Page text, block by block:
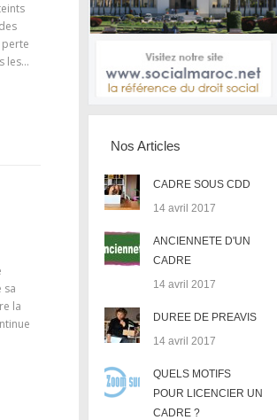
les…
sa
la
Nos Articles
CADRE SOUS CDD
14 avril 2017
ANCIENNETE D'UN
CADRE
14 avril 2017
DUREE DE PREAVIS
14 avril 2017
QUELS MOTIFS
POUR LICENCIER UN
CADRE ?